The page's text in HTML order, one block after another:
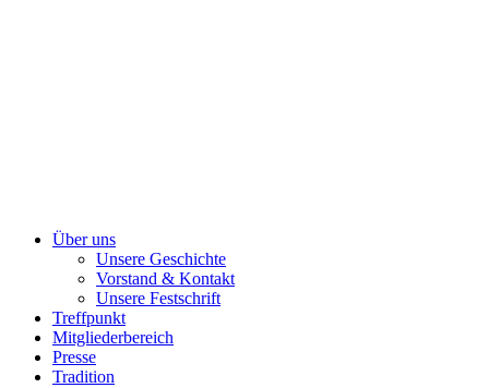
Über uns
Unsere Geschichte
Vorstand & Kontakt
Unsere Festschrift
Treffpunkt
Mitgliederbereich
Presse
Tradition